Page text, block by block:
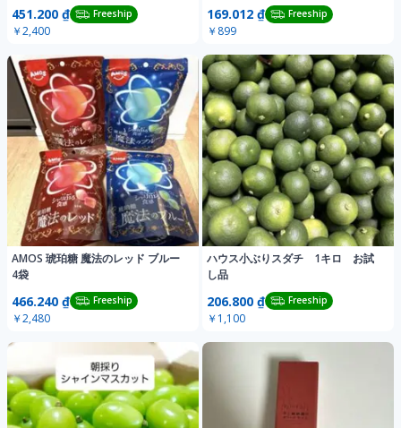
451.200 ₫ Freeship
￥2,400
169.012 ₫ Freeship
￥899
AMOS 琥珀糖 魔法のレッド ブルー
4袋
466.240 ₫ Freeship
￥2,480
ハウス小ぶりスダチ 1キロ お試
し品
206.800 ₫ Freeship
￥1,100